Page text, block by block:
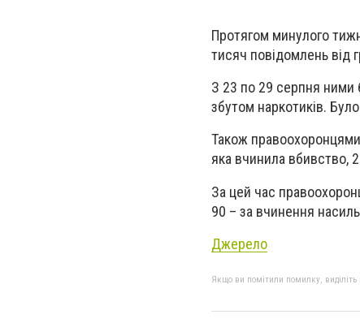
Протягом минулого
тисяч повідомлень від
З 23 по 29 серпня ними
збутом наркотиків.
Також
яка вчинила вбивство,
За цей час
90 – за вчинення
Джерело
Якщо ви помітили помилку, виділіть